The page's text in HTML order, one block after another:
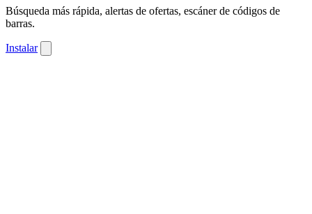
Búsqueda más rápida, alertas de ofertas, escáner de códigos de
barras.
Instalar